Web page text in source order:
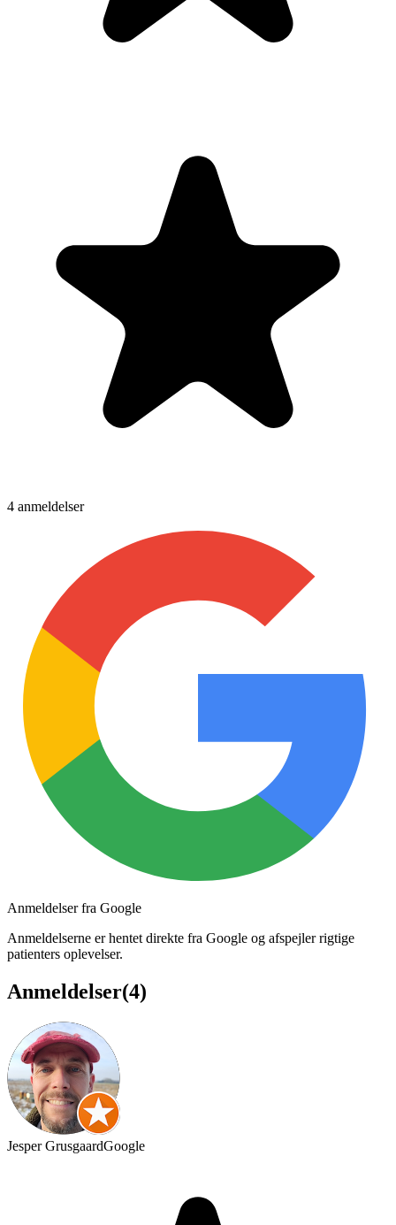
4 anmeldelser
Anmeldelser fra Google
Anmeldelserne er hentet direkte fra Google og afspejler rigtige
patienters oplevelser.
Anmeldelser(4)
Jesper GrusgaardGoogle